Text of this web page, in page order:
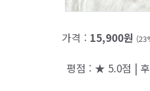
가격 : 15,900원
평점 : ★ 5.0점 |